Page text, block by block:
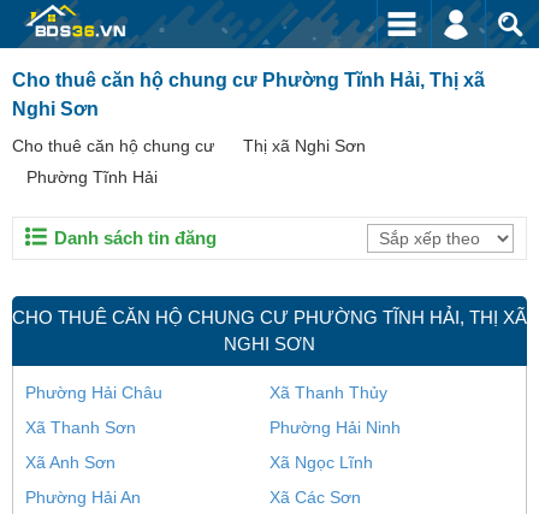
Cho thuê căn hộ chung cư Phường Tĩnh Hải, Thị xã
Nghi Sơn
Cho thuê căn hộ chung cư
Thị xã Nghi Sơn
Phường Tĩnh Hải
Danh sách tin đăng
CHO THUÊ CĂN HỘ CHUNG CƯ PHƯỜNG TĨNH HẢI, THỊ XÃ
NGHI SƠN
Phường Hải Châu
Xã Thanh Thủy
Xã Thanh Sơn
Phường Hải Ninh
Xã Anh Sơn
Xã Ngọc Lĩnh
Phường Hải An
Xã Các Sơn